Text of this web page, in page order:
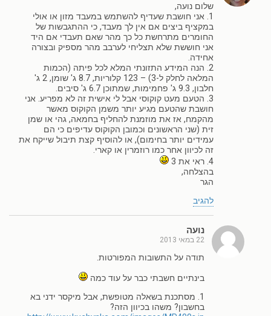
שלום נועה,
1. אני חושבת שעדיף להשתמש במעבד מזון או אולי
במקציף ביצים אם אין לך מעבד, כי ההתגבשות של
החומרים מתרחשת כל כך מהר שאם תעבדי אם היד
אני חוששת שלא תצליחי לערבב מהר מספיק ובצורה
אחידה.
2. הנה המידע התזונתי המלא לכל פיתה (הכמות
המלאה לחלק ל-3) – 123 קלוריות, 8.7 ג' שומן, 2 ג'
חלבון, 9.3 ג' פחמימות, שמתוכן 6.7 ג' סיבים.
3. הטעם מעט קוקוסי אבל לי אישית זה לא מפריע. אני
חושבת שהטעם מגיע יותר משמן הקוקוס מאשר
מהקמח, אז את מוזמנת להחליף בחמאה, גהי או שמן
זית (שני הראשונים וכמובן הקוקוס עדיפים כי הם
עמידים יותר בחימום), או להוסיף קצת תיבול שייקח את
זה לכיוון אחר כמו רוזמרין או קארי.
4. ראי את 3
בהצלחה,
הגר
להגיב
נועה
22 במאי 2013
תודה על התשובות המפורטות.
בינתיים חשבתי כבר על עוד כמה
1. מסתכנת בשאלה מטופשת, אבל מיקסר ידני בא
בחשבון? משהו בכיוון הזה?